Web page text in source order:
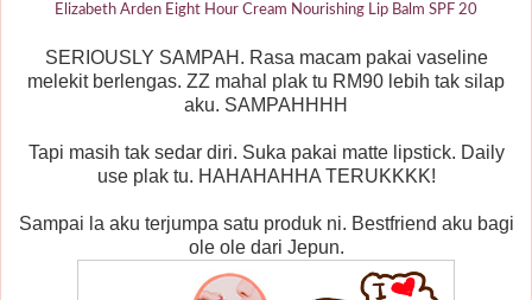
Elizabeth Arden Eight Hour Cream Nourishing Lip Balm SPF 20
SERIOUSLY SAMPAH. Rasa macam pakai vaseline
melekit berlengas. ZZ mahal plak tu RM90 lebih tak silap
aku. SAMPAHHHH
Tapi masih tak sedar diri. Suka pakai matte lipstick. Daily
use plak tu. HAHAHAHHA TERUKKKK!
Sampai la aku terjumpa satu produk ni. Bestfriend aku bagi
ole ole dari Jepun.